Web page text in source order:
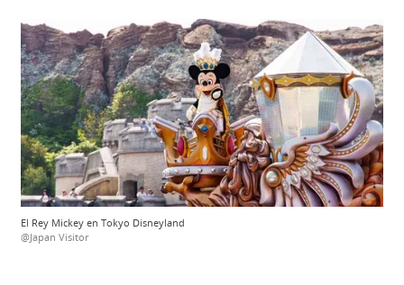
El Rey Mickey en Tokyo Disneyland
@Japan Visitor